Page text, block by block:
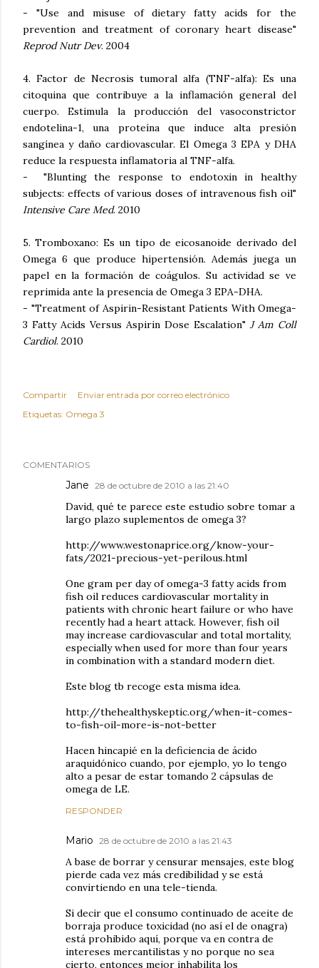
- "Use and misuse of dietary fatty acids for the
prevention and treatment of coronary heart disease"
Reprod Nutr Dev. 2004
4. Factor de Necrosis tumoral alfa (TNF-alfa): Es una
citoquina que contribuye a la inflamación general del
cuerpo. Estimula la producción del vasoconstrictor
endotelina-1, una proteína que induce alta presión
sangínea y daño cardiovascular. El Omega 3 EPA y DHA
reduce la respuesta inflamatoria al TNF-alfa.
- "Blunting the response to endotoxin in healthy
subjects: effects of various doses of intravenous fish oil"
Intensive Care Med. 2010
5. Tromboxano: Es un tipo de eicosanoide derivado del
Omega 6 que produce hipertensión. Además juega un
papel en la formación de coágulos. Su actividad se ve
reprimida ante la presencia de Omega 3 EPA-DHA.
- "Treatment of Aspirin-Resistant Patients With Omega-
3 Fatty Acids Versus Aspirin Dose Escalation" J Am Coll
Cardiol. 2010
Compartir
Enviar entrada por correo electrónico
Etiquetas: Omega 3
COMENTARIOS
Jane 28 de octubre de 2010 a las 21:40
David, qué te parece este estudio sobre tomar a
largo plazo suplementos de omega 3?
http://www.westonaprice.org/know-your-
fats/2021-precious-yet-perilous.html
One gram per day of omega-3 fatty acids from
fish oil reduces cardiovascular mortality in
patients with chronic heart failure or who have
recently had a heart attack. However, fish oil
may increase cardiovascular and total mortality,
especially when used for more than four years
in combination with a standard modern diet.
Este blog tb recoge esta misma idea.
http://thehealthyskeptic.org/when-it-comes-
to-fish-oil-more-is-not-better
Hacen hincapié en la deficiencia de ácido
araquidónico cuando, por ejemplo, yo lo tengo
alto a pesar de estar tomando 2 cápsulas de
omega de LE.
RESPONDER
Mario 28 de octubre de 2010 a las 21:43
A base de borrar y censurar mensajes, este blog
pierde cada vez más credibilidad y se está
convirtiendo en una tele-tienda.
Si decir que el consumo continuado de aceite de
borraja produce toxicidad (no así el de onagra)
está prohibido aquí, porque va en contra de
intereses mercantilistas y no porque no sea
cierto, entonces mejor inhabilita los